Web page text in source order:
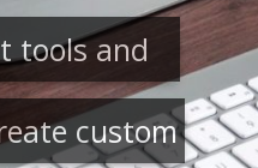
tools and
custom